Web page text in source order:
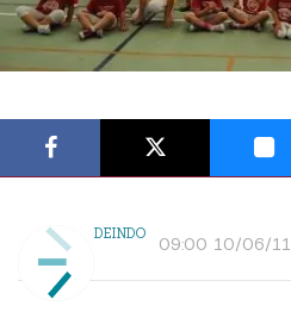
DEINDO 09:00 10/06/11